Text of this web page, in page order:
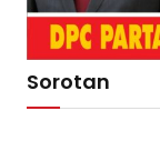
Sorotan